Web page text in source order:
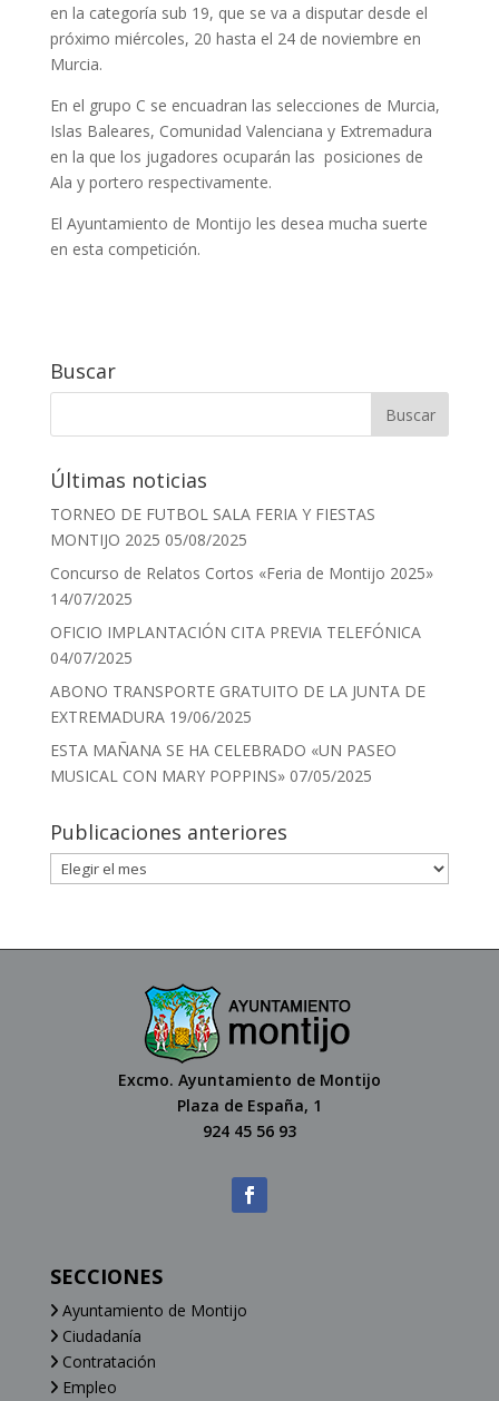
en la categoría sub 19, que se va a disputar desde el
próximo miércoles, 20 hasta el 24 de noviembre en
Murcia.
En el grupo C se encuadran las selecciones de Murcia,
Islas Baleares, Comunidad Valenciana y Extremadura
en la que los jugadores ocuparán las posiciones de
Ala y portero respectivamente.
El Ayuntamiento de Montijo les desea mucha suerte
en esta competición.
Buscar
Últimas noticias
TORNEO DE FUTBOL SALA FERIA Y FIESTAS
MONTIJO 2025 05/08/2025
Concurso de Relatos Cortos «Feria de Montijo 2025»
14/07/2025
OFICIO IMPLANTACIÓN CITA PREVIA TELEFÓNICA
04/07/2025
ABONO TRANSPORTE GRATUITO DE LA JUNTA DE
EXTREMADURA 19/06/2025
ESTA MAÑANA SE HA CELEBRADO «UN PASEO
MUSICAL CON MARY POPPINS» 07/05/2025
Publicaciones anteriores
Excmo. Ayuntamiento de Montijo
Plaza de España, 1
924 45 56 93
SECCIONES
Ayuntamiento de Montijo
Ciudadanía
Contratación
Empleo